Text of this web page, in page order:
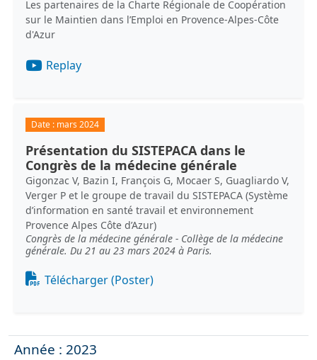
Les partenaires de la Charte Régionale de Coopération
sur le Maintien dans l’Emploi en Provence-Alpes-Côte
d'Azur
Replay
Date : mars 2024
Présentation du SISTEPACA dans le
Congrès de la médecine générale
Gigonzac V, Bazin I, François G, Mocaer S, Guagliardo V,
Verger P et le groupe de travail du SISTEPACA (Système
d’information en santé travail et environnement
Provence Alpes Côte d’Azur)
Congrès de la médecine générale - Collège de la médecine
générale. Du 21 au 23 mars 2024 à Paris.
Document
Télécharger (Poster)
Année : 2023